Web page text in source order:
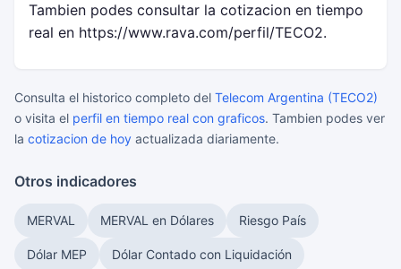
Tambien podes consultar la cotizacion en tiempo
real en https://www.rava.com/perfil/TECO2.
Consulta el historico completo del Telecom Argentina (TECO2)
o visita el perfil en tiempo real con graficos. Tambien podes ver
la cotizacion de hoy actualizada diariamente.
Otros indicadores
MERVAL MERVAL en Dólares Riesgo País
Dólar MEP Dólar Contado con Liquidación